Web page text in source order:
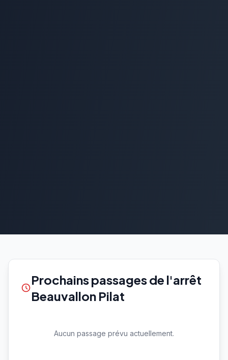
Prochains passages de l'arrêt
Beauvallon Pilat
Aucun passage prévu actuellement.